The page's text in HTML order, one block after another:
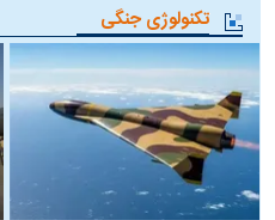
تکنولوژی جنگی